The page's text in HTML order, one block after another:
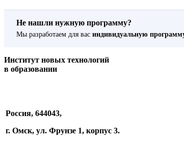
Не нашли нужную программу?
Мы разработаем для вас индивидуальную
Институт новых технологий
в образовании
Россия, 644043,
г. Омск, ул. Фрунзе 1, корпус 3.